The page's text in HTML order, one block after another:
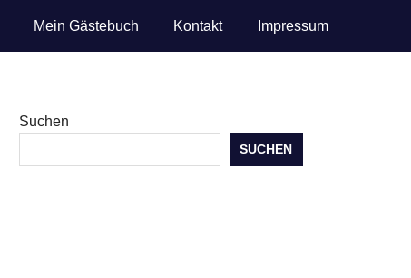
Mein Gästebuch Kontakt Impressum
Suchen
SUCHEN